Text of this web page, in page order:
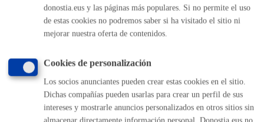
Volver al índice Volver atrás
Comunícate con el Ayuntamiento de Donostia / San
Sebastián
(gratuito desde Donostia / San Sebastián)
(+34) 943 481 000
donostia.eus y las páginas más populares. Si no permite el uso
de estas cookies no podremos saber si ha visitado el sitio ni
mejorar nuestra oferta de contenidos.
Cookies de personalización
Los socios anunciantes pueden crear estas cookies en el sitio.
Dichas compañías pueden usarlas para crear un perfil de sus
intereses y mostrarle anuncios personalizados en otros sitios sin
almacenar directamente información personal. Donostia.eus no